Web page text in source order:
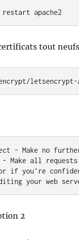
apache2
tout neufs
letsencrypt-
- Make no
Make all
if you're
your web
2